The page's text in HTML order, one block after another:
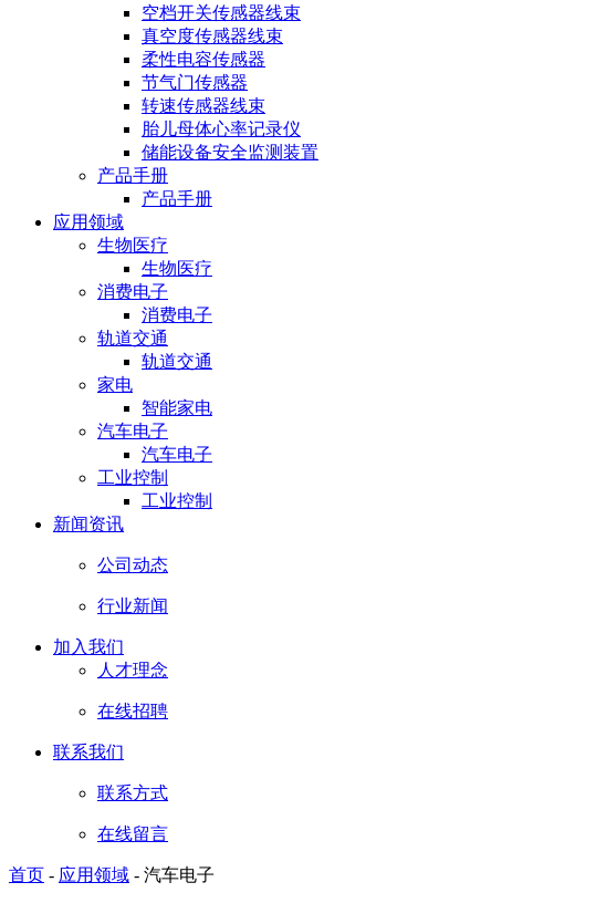
空档开关传感器线束
真空度传感器线束
柔性电容传感器
节气门传感器
转速传感器线束
胎儿母体心率记录仪
储能设备安全监测装置
产品手册
产品手册
应用领域
生物医疗
生物医疗
消费电子
消费电子
轨道交通
轨道交通
家电
智能家电
汽车电子
汽车电子
工业控制
工业控制
新闻资讯
公司动态
行业新闻
加入我们
人才理念
在线招聘
联系我们
联系方式
在线留言
首页 - 应用领域 - 汽车电子